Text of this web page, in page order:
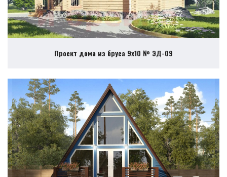
Проект дома из бруса 9х10 № ЭД-09